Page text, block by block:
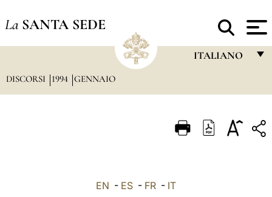
La SANTA SEDE
ITALIANO
ITALIANO
DISCORSI 1994 GENNAIO
EN - ES - FR - IT